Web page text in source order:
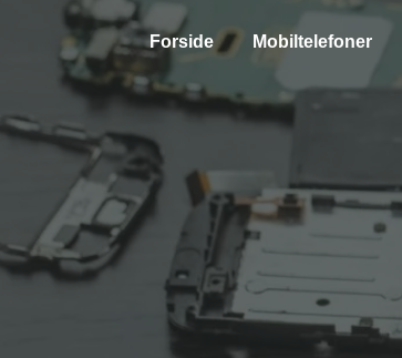
Forside Mobiltelefoner